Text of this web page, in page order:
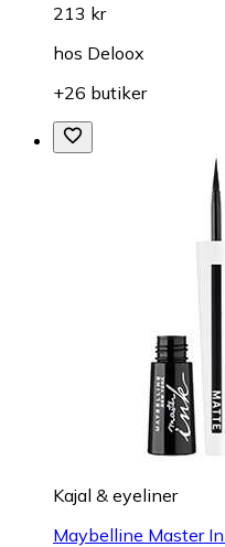
213 kr
hos Deloox
+26 butiker
Kajal & eyeliner
Maybelline Master